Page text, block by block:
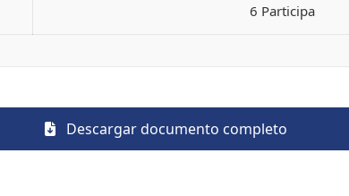
6 Participa
Descargar documento completo